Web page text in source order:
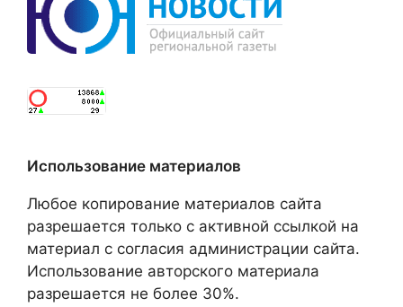
Использование материалов
Любое копирование материалов сайта
разрешается только с активной ссылкой на
материал с согласия администрации сайта.
Использование авторского материала
разрешается не более 30%.